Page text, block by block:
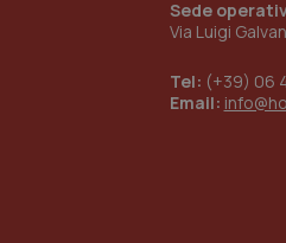
Sede
Via Luigi
Tel: (+39) 06
Email: